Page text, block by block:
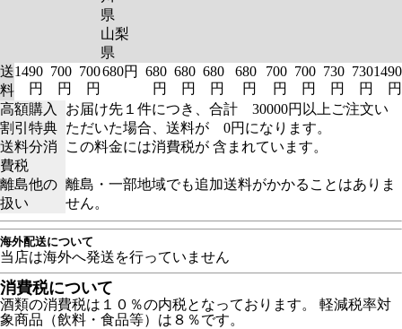
県
山梨
県
送
料
1490
円
700
円
700
円
680円
680
円
680
円
680
円
680
円
700
円
700
円
730
円
730
円
1490
円
高額購入
割引特典
お届け先１件につき、合計 30000円以上ご注文い
ただいた場合、送料が 0円になります。
送料分消
費税
この料金には消費税が 含まれています。
離島他の
扱い
離島・一部地域でも追加送料がかかることはありま
せん。
海外配送について
当店は海外へ発送を行っていません
消費税について
酒類の消費税は１０％の内税となっております。 軽減税率対
象商品（飲料・食品等）は８％です。